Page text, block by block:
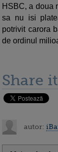
HSBC, a doua
sa nu isi
potrivit carora
de ordinul
Share
autor: